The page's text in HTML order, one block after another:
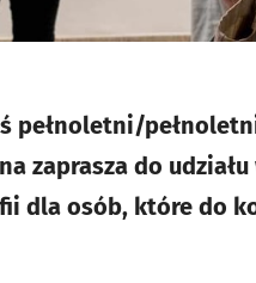
pełnoletni/
zaprasza do
dla osób, które do